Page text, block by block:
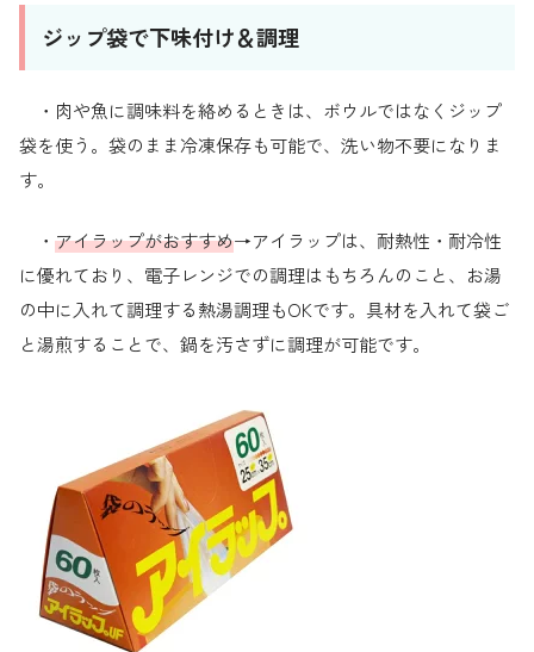
ジップ袋で下味付け＆調理
・肉や魚に調味料を絡めるときは、ボウルではなくジップ
袋を使う。袋のまま冷凍保存も可能で、洗い物不要になりま
す。
・ アイラップがおすすめ→アイラップは、耐熱性・耐冷性
に優れており、電子レンジでの調理はもちろんのこと、お湯
の中に入れて調理する熱湯調理もOKです。具材を入れて袋ご
と湯煎することで、鍋を汚さずに調理が可能です。